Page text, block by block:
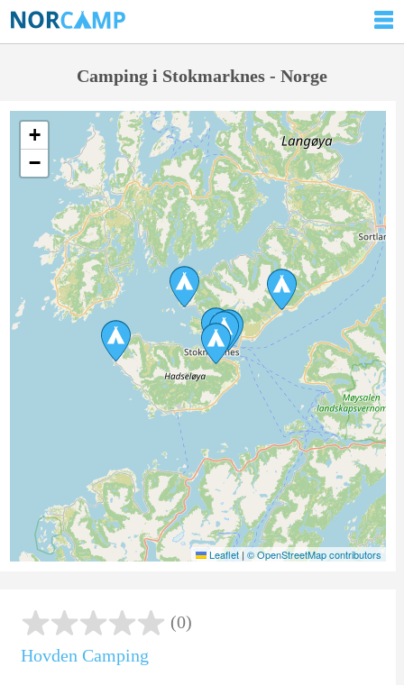
Camping i Stokmarknes - Norge
+
−
Leaflet | © OpenStreetMap contributors
(0)
Hovden Camping